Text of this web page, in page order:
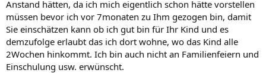
Anstand hätten, da ich mich eigentlich schon hätte vorstellen
müssen bevor ich vor 7monaten zu Ihm gezogen bin, damit
Sie einschätzen kann ob ich gut bin für Ihr Kind und es
demzufolge erlaubt das ich dort wohne, wo das Kind alle
2Wochen hinkommt. Ich bin auch nicht an Familienfeiern und
Einschulung usw. erwünscht.